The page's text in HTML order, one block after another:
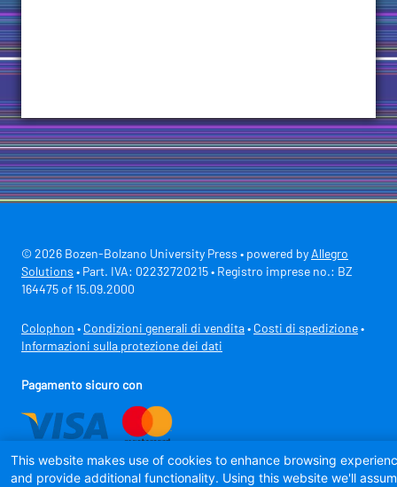
© 2026 Bozen-Bolzano University Press • powered by Allegro
Solutions • Part. IVA: 02232720215 • Registro imprese no.: BZ
164475 of 15.09.2000
Colophon • Condizioni generali di vendita • Costi di spedizione •
Informazioni sulla protezione dei dati
Pagamento sicuro con
This website makes use of cookies to enhance browsing
and provide additional functionality. Using this website we'll